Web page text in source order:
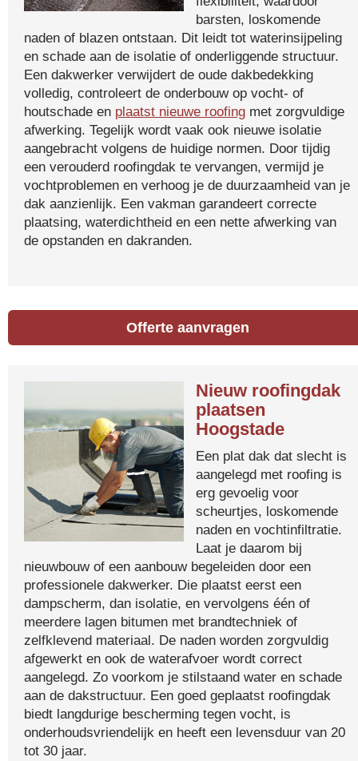
barsten, loskomende
naden of blazen ontstaan. Dit leidt tot waterinsijpeling
en schade aan de isolatie of onderliggende structuur.
Een dakwerker verwijdert de oude dakbedekking
volledig, controleert de onderbouw op vocht- of
houtschade en plaatst nieuwe roofing met zorgvuldige
afwerking. Tegelijk wordt vaak ook nieuwe isolatie
aangebracht volgens de huidige normen. Door tijdig
een verouderd roofingdak te vervangen, vermijd je
vochtproblemen en verhoog je de duurzaamheid van je
dak aanzienlijk. Een vakman garandeert correcte
plaatsing, waterdichtheid en een nette afwerking van
de opstanden en dakranden.
Offerte aanvragen
Nieuw roofingdak
plaatsen
Hoogstade
Een plat dak dat slecht is
aangelegd met roofing is
erg gevoelig voor
scheurtjes, loskomende
naden en vochtinfiltratie.
Laat je daarom bij
nieuwbouw of een aanbouw begeleiden door een
professionele dakwerker. Die plaatst eerst een
dampscherm, dan isolatie, en vervolgens één of
meerdere lagen bitumen met brandtechniek of
zelfklevend materiaal. De naden worden zorgvuldig
afgewerkt en ook de waterafvoer wordt correct
aangelegd. Zo voorkom je stilstaand water en schade
aan de dakstructuur. Een goed geplaatst roofingdak
biedt langdurige bescherming tegen vocht, is
onderhoudsvriendelijk en heeft een levensduur van 20
tot 30 jaar.